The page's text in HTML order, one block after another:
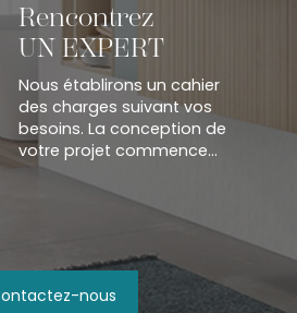
Rencontrez
UN EXPERT
Nous établirons un cahier
des charges suivant vos
besoins. La conception de
votre projet commence...
Contactez-nous